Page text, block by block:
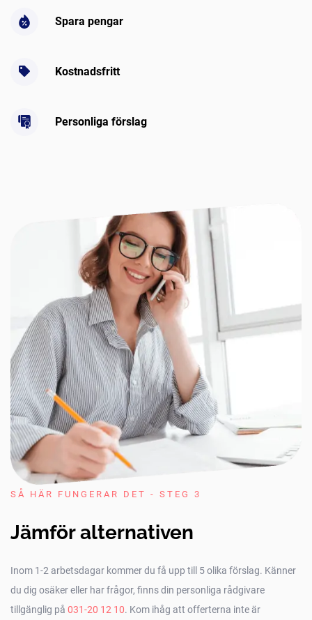
Spara pengar
Kostnadsfritt
Personliga förslag
SÅ HÄR FUNGERAR DET - STEG 3
Jämför alternativen
Inom 1-2 arbetsdagar kommer du få upp till 5 olika förslag. Känner
du dig osäker eller har frågor, finns din personliga rådgivare
tillgänglig på 031-20 12 10. Kom ihåg att offerterna inte är